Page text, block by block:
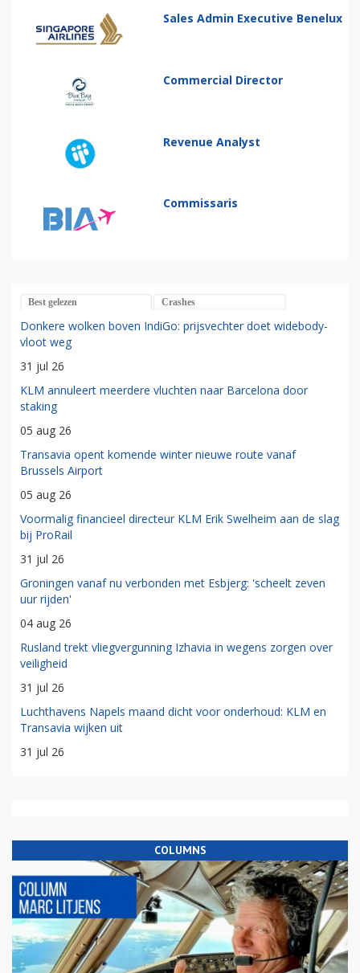
Sales Admin Executive Benelux
Commercial Director
Revenue Analyst
Commissaris
Best gelezen Crashes
Donkere wolken boven IndiGo: prijsvechter doet widebody-
vloot weg
31 jul 26
KLM annuleert meerdere vluchten naar Barcelona door
staking
05 aug 26
Transavia opent komende winter nieuwe route vanaf
Brussels Airport
05 aug 26
Voormalig financieel directeur KLM Erik Swelheim aan de slag
bij ProRail
31 jul 26
Groningen vanaf nu verbonden met Esbjerg: 'scheelt zeven
uur rijden'
04 aug 26
Rusland trekt vliegvergunning Izhavia in wegens zorgen over
veiligheid
31 jul 26
Luchthavens Napels maand dicht voor onderhoud: KLM en
Transavia wijken uit
31 jul 26
COLUMNS